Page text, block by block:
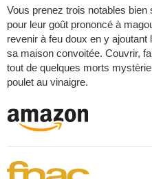
Vous prenez trois notables
pour leur goût prononcé à
revenir à feu doux en y
sa maison convoitée. Couvrir,
tout de quelques morts
poulet au vinaigre.